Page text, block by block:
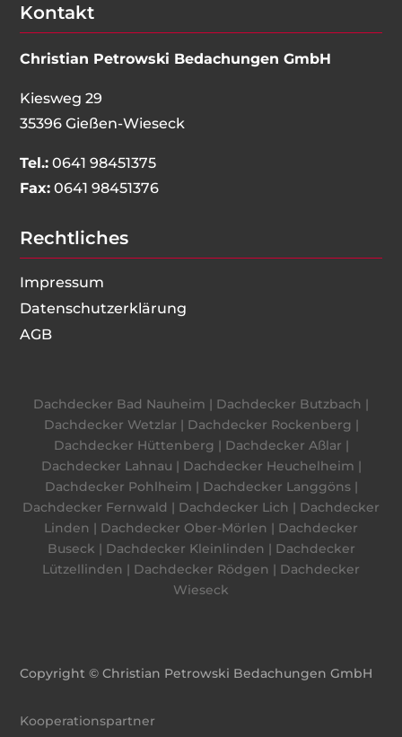
Kontakt
Christian Petrowski Bedachungen GmbH
Kiesweg 29
35396 Gießen-Wieseck
Tel.: 0641 98451375
Fax: 0641 98451376
Rechtliches
Impressum
Datenschutzerklärung
AGB
Dachdecker Bad Nauheim | Dachdecker Butzbach |
Dachdecker Wetzlar | Dachdecker Rockenberg |
Dachdecker Hüttenberg | Dachdecker Aßlar |
Dachdecker Lahnau | Dachdecker Heuchelheim |
Dachdecker Pohlheim | Dachdecker Langgöns|
Dachdecker Fernwald | Dachdecker Lich | Dachdecker
Linden | Dachdecker Ober-Mörlen | Dachdecker
Buseck | Dachdecker Kleinlinden | Dachdecker
Lützellinden | Dachdecker Rödgen | Dachdecker
Wieseck
Copyright © Christian Petrowski Bedachungen GmbH
Kooperationspartner